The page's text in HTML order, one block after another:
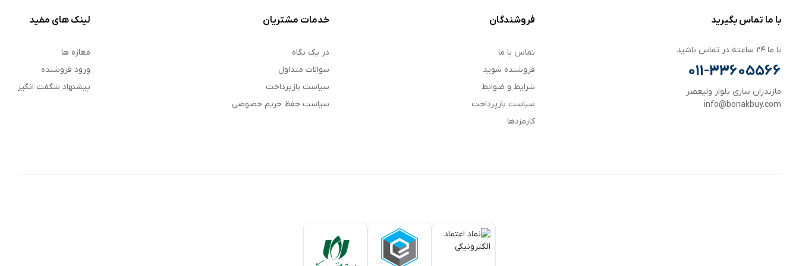
با ما تماس بگیرید
با ما ۲۴ ساعته در تماس باشید
011-33605566
مازندران ساری بلوار ولیعصر
info@bonakbuy.com
فروشندگان
تماس با ما
فروشنده شوید
شرایط و ضوابط
سیاست بازپرداخت
کارمزدها
خدمات مشتریان
در یک نگاه
سوالات متداول
سیاست بازپرداخت
سیاست حفظ حریم خصوصی
لینک های مفید
مغازه ها
ورود فروشنده
پیشنهاد شگفت انگیز